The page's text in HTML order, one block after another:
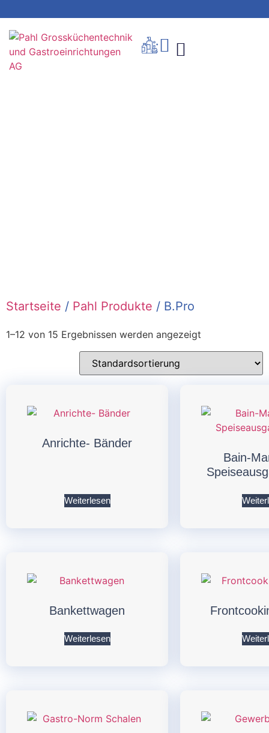
Startseite / Pahl Produkte / B.Pro
1–12 von 15 Ergebnissen werden angezeigt
Anrichte- Bänder
Weiterlesen
Bain-
Bankettwagen
Weiterlesen